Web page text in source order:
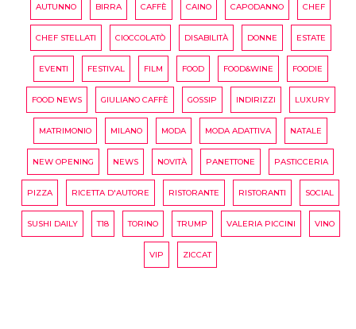
AUTUNNO BIRRA CAFFÈ CAINO CAPODANNO CHEF
CHEF STELLATI CIOCCOLATÒ DISABILITÀ DONNE ESTATE
EVENTI FESTIVAL FILM FOOD FOOD&WINE FOODIE
FOOD NEWS GIULIANO CAFFÈ GOSSIP INDIRIZZI LUXURY
MATRIMONIO MILANO MODA MODA ADATTIVA NATALE
NEW OPENING NEWS NOVITÀ PANETTONE PASTICCERIA
PIZZA RICETTA D'AUTORE RISTORANTE RISTORANTI SOCIAL
SUSHI DAILY T18 TORINO TRUMP VALERIA PICCINI VINO
VIP ZICCAT